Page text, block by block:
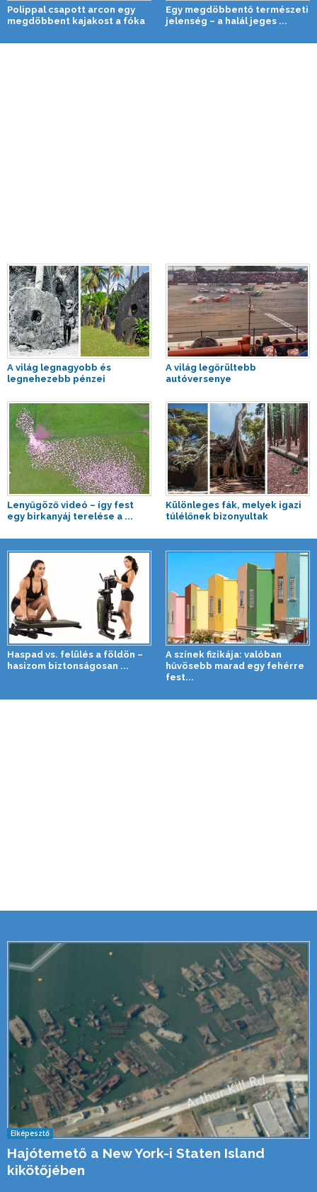
Polippal csapott arcon egy
megdöbbent kajakost a fóka
Egy megdöbbentő természeti
jelenség – a halál jeges ...
A világ legnagyobb és
legnehezebb pénzei
A világ legőrültebb
autóversenye
Lenyűgöző videó – így fest
egy birkanyáj terelése a ...
Különleges fák, melyek igazi
túlélőnek bizonyultak
Haspad vs. felülés a földön –
hasizom biztonságosan ...
A színek fizikája: valóban
hűvösebb marad egy fehérre
fest...
Elképesztő
Hajótemető a New York-i Staten Island
kikötőjében